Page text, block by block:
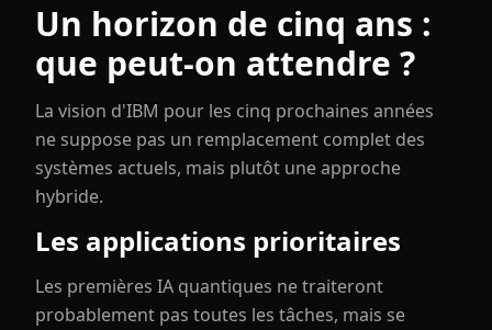
Un horizon de cinq ans :
que peut-on attendre ?
La vision d'IBM pour les cinq prochaines années
ne suppose pas un remplacement complet des
systèmes actuels, mais plutôt une approche
hybride.
Les applications prioritaires
Les premières IA quantiques ne traiteront
probablement pas toutes les tâches, mais se